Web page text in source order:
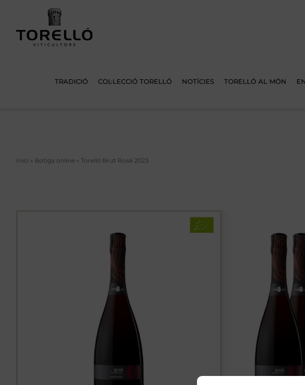
TRADICIÓ COL·LECCIÓ TORELLÓ NOTÍCIES TORELLÓ AL MÓN
Inici » Botiga online» Torelló Brut Rosé 2023